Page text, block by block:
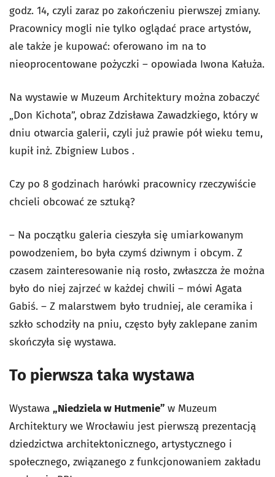
godz. 14, czyli zaraz po zakończeniu pierwszej zmiany.
Pracownicy mogli nie tylko oglądać prace artystów,
ale także je kupować: oferowano im na to
nieoprocentowane pożyczki – opowiada Iwona Kałuża.
Na wystawie w Muzeum Architektury można zobaczyć
„Don Kichota”, obraz Zdzisława Zawadzkiego, który w
dniu otwarcia galerii, czyli już prawie pół wieku temu,
kupił inż. Zbigniew Lubos .
Czy po 8 godzinach harówki pracownicy rzeczywiście
chcieli obcować ze sztuką?
– Na początku galeria cieszyła się umiarkowanym
powodzeniem, bo była czymś dziwnym i obcym. Z
czasem zainteresowanie nią rosło, zwłaszcza że można
było do niej zajrzeć w każdej chwili – mówi Agata
Gabiś. – Z malarstwem było trudniej, ale ceramika i
szkło schodziły na pniu, często były zaklepane zanim
skończyła się wystawa.
To pierwsza taka wystawa
Wystawa „Niedziela w Hutmenie” w Muzeum
Architektury we Wrocławiu jest pierwszą prezentacją
dziedzictwa architektonicznego, artystycznego i
społecznego, związanego z funkcjonowaniem zakładu